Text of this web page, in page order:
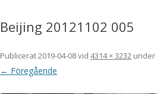
Beijing 20121102 005
Publicerat2019-04-08vid 4314 × 3232 under
← Föregående